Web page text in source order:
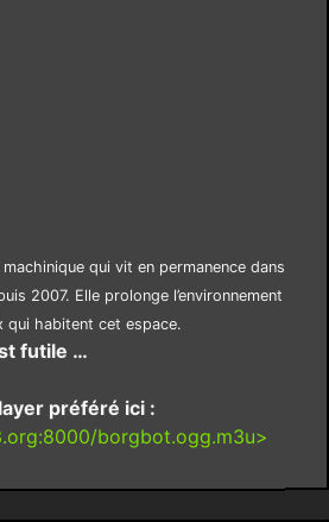
qui vit en permanence dans
2007. Elle prolonge l’environnement
qui habitent cet espace.
futile …
préféré ici :
borgbot.ogg.m3u>